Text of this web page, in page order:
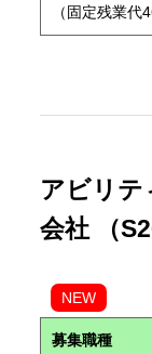
（固定残業代
アビリテ
会社 （
NEW
募集職種